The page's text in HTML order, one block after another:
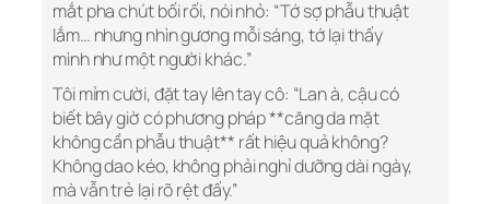
mắt pha chút bối rối, nói nhỏ: “Tớ sợ phẫu thuật
lắm… nhưng nhìn gương mỗi sáng, tớ lại thấy
mình như một người khác.”
Tôi mỉm cười, đặt tay lên tay cô: “Lan à, cậu có
biết bây giờ có phương pháp **căng da mặt
không cần phẫu thuật** rất hiệu quả không?
Không dao kéo, không phải nghỉ dưỡng dài ngày,
mà vẫn trẻ lại rõ rệt đấy.”